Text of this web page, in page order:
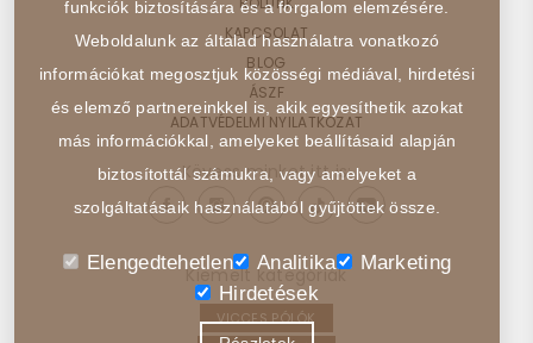
KAPCSOLAT
BLOG
ÁSZF
ADATVÉDELMI NYILATKOZAT
Kövess minket itt is:
Kiemelt kategóriák
VICCES PÓLÓK
funkciók biztosítására és a forgalom elemzésére.
Weboldalunk az általad használatra vonatkozó
információkat megosztjuk közösségi médiával, hirdetési
és elemző partnereinkkel is, akik egyesíthetik azokat
más információkkal, amelyeket beállításaid alapján
biztosítottál számukra, vagy amelyeket a
szolgáltatásaik használatából gyűjtöttek össze.
Elengedtehetlen Analitika
Marketing
Hirdetések